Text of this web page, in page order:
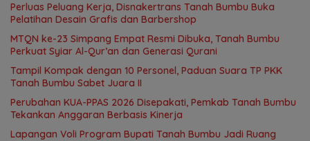
Perluas Peluang Kerja, Disnakertrans Tanah Bumbu Buka
Pelatihan Desain Grafis dan Barbershop
MTQN ke-23 Simpang Empat Resmi Dibuka, Tanah Bumbu
Perkuat Syiar Al-Qur’an dan Generasi Qurani
Tampil Kompak dengan 10 Personel, Paduan Suara TP PKK
Tanah Bumbu Sabet Juara II
Perubahan KUA-PPAS 2026 Disepakati, Pemkab Tanah Bumbu
Tekankan Anggaran Berbasis Kinerja
Lapangan Voli Program Bupati Tanah Bumbu Jadi Ruang